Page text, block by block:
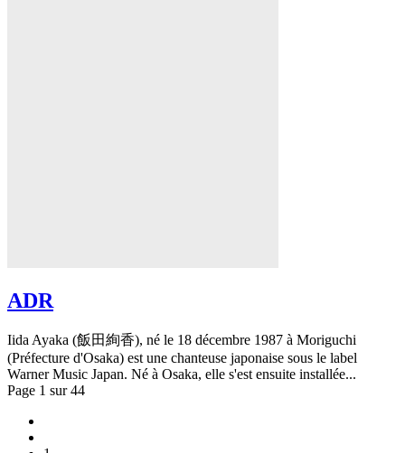
ADR
Iida Ayaka (飯田絢香), né le 18 décembre 1987 à Moriguchi
(Préfecture d'Osaka) est une chanteuse japonaise sous le label
Warner Music Japan. Né à Osaka, elle s'est ensuite installée...
Page 1 sur 44